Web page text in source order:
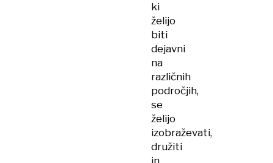
ki
želijo
biti
dejavni
na
različnih
področjih,
se
želijo
izobraževati,
družiti